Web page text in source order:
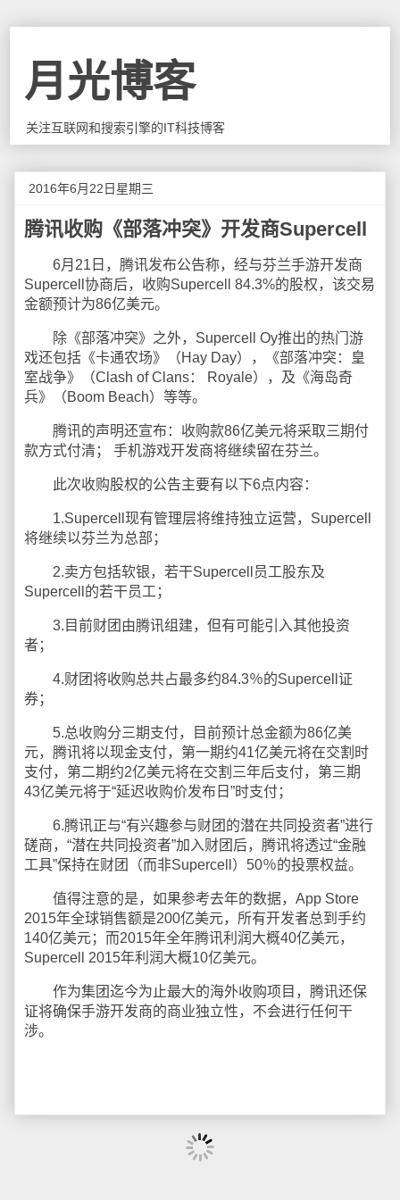
月光博客
关注互联网和搜索引擎的IT科技博客
2016年6月22日星期三
腾讯收购《部落冲突》开发商Supercell
6月21日，腾讯发布公告称，经与芬兰手游开发商
Supercell协商后，收购Supercell 84.3%的股权，该交易
金额预计为86亿美元。
除《部落冲突》之外，Supercell Oy推出的热门游
戏还包括《卡通农场》（Hay Day），《部落冲突：皇
室战争》（Clash of Clans： Royale），及《海岛奇
兵》（Boom Beach）等等。
腾讯的声明还宣布：收购款86亿美元将采取三期付
款方式付清； 手机游戏开发商将继续留在芬兰。
此次收购股权的公告主要有以下6点内容：
1.Supercell现有管理层将维持独立运营，Supercell
将继续以芬兰为总部；
2.卖方包括软银，若干Supercell员工股东及
Supercell的若干员工；
3.目前财团由腾讯组建，但有可能引入其他投资
者；
4.财团将收购总共占最多约84.3％的Supercell证
券；
5.总收购分三期支付，目前预计总金额为86亿美
元，腾讯将以现金支付，第一期约41亿美元将在交割时
支付，第二期约2亿美元将在交割三年后支付，第三期
43亿美元将于“延迟收购价发布日”时支付；
6.腾讯正与“有兴趣参与财团的潜在共同投资者”进行
磋商，“潜在共同投资者”加入财团后，腾讯将透过“金融
工具”保持在财团（而非Supercell）50％的投票权益。
值得注意的是，如果参考去年的数据，App Store
2015年全球销售额是200亿美元，所有开发者总到手约
140亿美元；而2015年全年腾讯利润大概40亿美元，
Supercell 2015年利润大概10亿美元。
作为集团迄今为止最大的海外收购项目，腾讯还保
证将确保手游开发商的商业独立性，不会进行任何干
涉。